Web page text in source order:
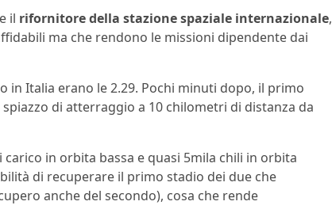
il rifornitore della stazione spaziale internazionale,
ma che rendono le missioni dipendente dai
in Italia erano le 2.29. Pochi minuti dopo, il primo
di atterraggio a 10 chilometri di distanza da
in orbita bassa e quasi 5mila chili in orbita
di recuperare il primo stadio dei due che
anche del secondo), cosa che rende